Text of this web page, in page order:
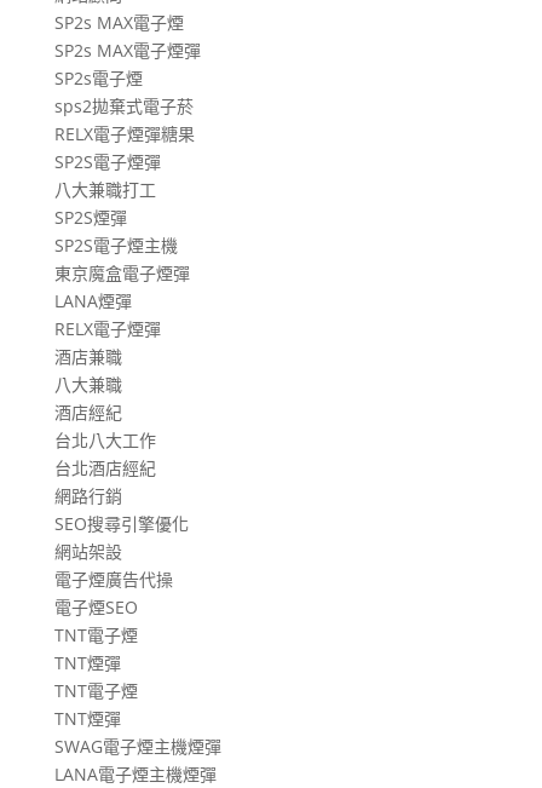
SP2s MAX電子煙
SP2s MAX電子煙彈
SP2s電子煙
sps2拋棄式電子菸
RELX電子煙彈糖果
SP2S電子煙彈
八大兼職打工
SP2S煙彈
SP2S電子煙主機
東京魔盒電子煙彈
LANA煙彈
RELX電子煙彈
酒店兼職
八大兼職
酒店經紀
台北八大工作
台北酒店經紀
網路行銷
SEO搜尋引擎優化
網站架設
電子煙廣告代操
電子煙SEO
TNT電子煙
TNT煙彈
TNT電子煙
TNT煙彈
SWAG電子煙主機煙彈
LANA電子煙主機煙彈